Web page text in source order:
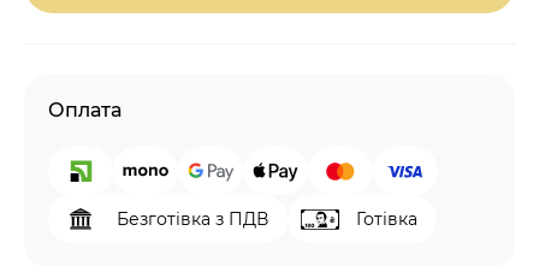
Оплата
Безготівка з ПДВ Готівка